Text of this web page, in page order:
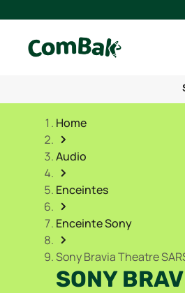
Home
Audio
Enceintes
Enceinte Sony
Sony Bravia Theatre
SONY